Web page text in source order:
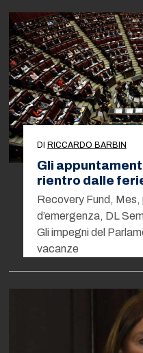
DI RICCARDO BARBIN
Gli
rientro dalle
Recovery Fund,
d’emergenza, DL
Gli impegni del
vacanze